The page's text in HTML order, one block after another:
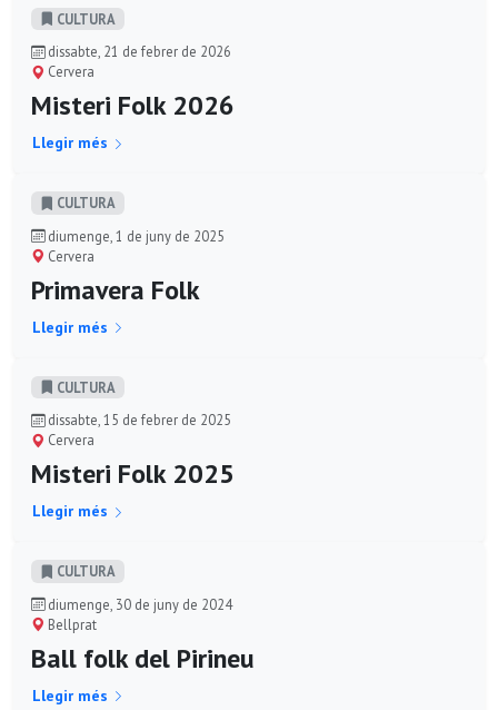
CULTURA
dissabte, 21 de febrer de 2026
Cervera
Misteri Folk 2026
Llegir més
CULTURA
diumenge, 1 de juny de 2025
Cervera
Primavera Folk
Llegir més
CULTURA
dissabte, 15 de febrer de 2025
Cervera
Misteri Folk 2025
Llegir més
CULTURA
diumenge, 30 de juny de 2024
Bellprat
Ball folk del Pirineu
Llegir més